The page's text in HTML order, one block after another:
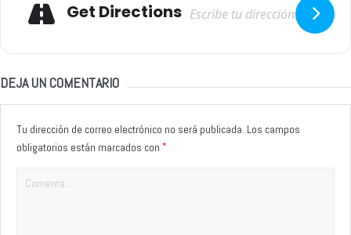
Get Directions
DEJA UN COMENTARIO
Tu dirección de correo electrónico no será publicada. Los campos
obligatorios están marcados con *